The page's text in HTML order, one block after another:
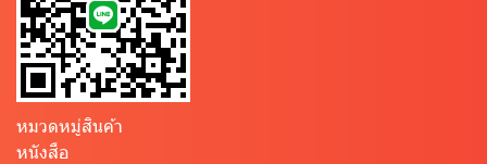
หมวดหมู่สินค้า
หนังสือ